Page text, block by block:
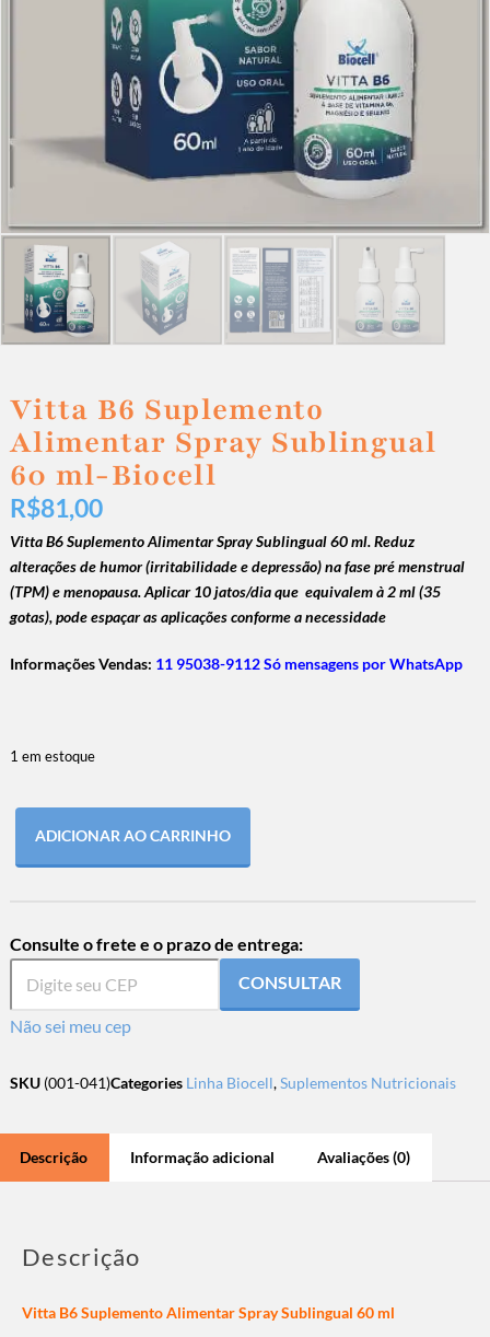
Vitta B6 Suplemento
Alimentar Spray Sublingual
60 ml-Biocell
R$81,00
Vitta B6 Suplemento Alimentar Spray Sublingual 60 ml.Reduz
alterações de humor (irritabilidade e depressão) na fase pré menstrual
(TPM) e menopausa. Aplicar 10 jatos/dia que equivalem à 2 ml (35
gotas), pode espaçar as aplicações conforme a necessidade
Informações Vendas: 11 95038-9112 Só mensagens por WhatsApp
1 em estoque
ADICIONAR AO CARRINHO
Consulte o frete e o prazo de entrega:
CONSULTAR
Não sei meu cep
SKU (001-041)Categories Linha Biocell,Suplementos Nutricionais
Descrição Informação adicional Avaliações (0)
Descrição
Vitta B6 Suplemento Alimentar Spray Sublingual 60 ml